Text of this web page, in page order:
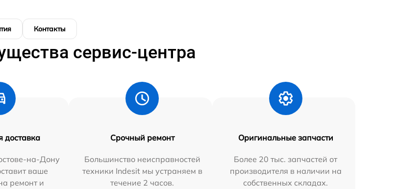
Контакты
сервис-центра
доставка
на-Дону
ваше
ремонт и
Срочный ремонт
Большинство неисправностей
техники Indesit мы устраняем в
течение 2 часов.
Оригинальные запчасти
Более 20 тыс. запчастей от
производителя в наличии на
собственных складах.